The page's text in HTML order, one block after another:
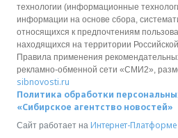
технологии (информационные
информации на основе сбора,
относящихся к предпочтениям
находящихся на территории
Правила применения
рекламно-обменной сети «СМИ2»,
sibnovosti.ru
Политика обработки
«Сибирское агентство новостей»
Сайт работает на Интернет-